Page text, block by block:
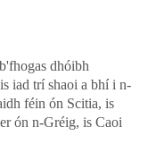
dhóibh
iad trí shaoi a bhí i n-
féin ón Scitia, is
ón n-Gréig, is Caoi